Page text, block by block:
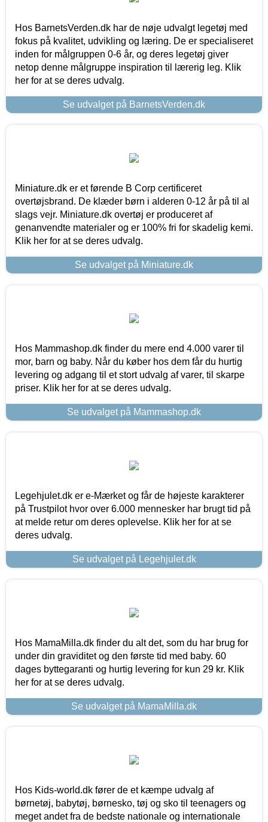
Hos BarnetsVerden.dk har de nøje udvalgt legetøj med
fokus på kvalitet, udvikling og læring. De er specialiseret
inden for målgruppen 0-6 år, og deres legetøj giver
netop denne målgruppe inspiration til lærerig leg. Klik
her for at se deres udvalg.
Se udvalget på BarnetsVerden.dk
Miniature.dk er et førende B Corp certificeret
overtøjsbrand. De klæder børn i alderen 0-12 år på til al
slags vejr. Miniature.dk overtøj er produceret af
genanvendte materialer og er 100% fri for skadelig kemi.
Klik her for at se deres udvalg.
Se udvalget på Miniature.dk
Hos Mammashop.dk finder du mere end 4.000 varer til
mor, barn og baby. Når du køber hos dem får du hurtig
levering og adgang til et stort udvalg af varer, til skarpe
priser. Klik her for at se deres udvalg.
Se udvalget på Mammashop.dk
Legehjulet.dk er e-Mærket og får de højeste karakterer
på Trustpilot hvor over 6.000 mennesker har brugt tid på
at melde retur om deres oplevelse. Klik her for at se
deres udvalg.
Se udvalget på Legehjulet.dk
Hos MamaMilla.dk finder du alt det, som du har brug for
under din graviditet og den første tid med baby. 60
dages byttegaranti og hurtig levering for kun 29 kr. Klik
her for at se deres udvalg.
Se udvalget på MamaMilla.dk
Hos Kids-world.dk fører de et kæmpe udvalg af
børnetøj, babytøj, børnesko, tøj og sko til teenagers og
meget andet fra de bedste nationale og internationale